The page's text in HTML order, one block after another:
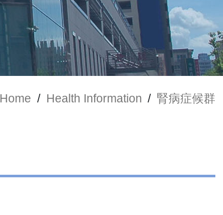
Home / Health Information / 腎病症候群